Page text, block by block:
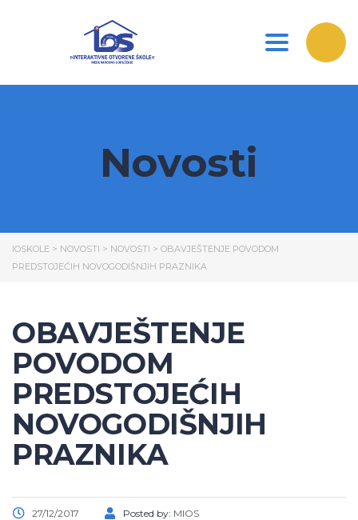
Toggle
Novosti
IOSKOLE > NOVOSTI > NOVOSTI > OBAVJEŠTENJE POVODOM
PREDSTOJEĆIH NOVOGODIŠNJIH PRAZNIKA
OBAVJEŠTENJE
POVODOM
PREDSTOJEĆIH
NOVOGODIŠNJIH
PRAZNIKA
27/12/2017 Posted by: MIOS